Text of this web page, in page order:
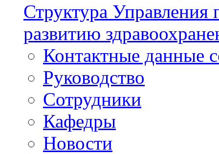
Структура
развитию
Контактные данные
Руководство
Сотрудники
Кафедры
Новости